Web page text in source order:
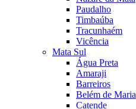
Paudalho
Timbaúba
Tracunhaém
Vicência
Mata Sul
Água Preta
Amaraji
Barreiros
Belém de Maria
Catende